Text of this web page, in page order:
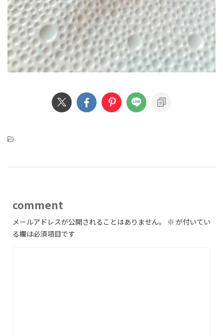
-
comment
メールアドレスが公開されることはありません。 ※ が付いてい
る欄は必須項目です